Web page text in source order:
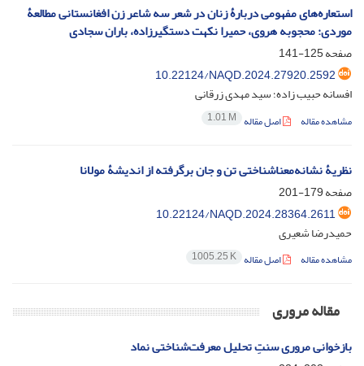
استعاره‌های مفهومی دربارۀ زنان در شعر سه شاعر زن افغانستانی مطالعۀ
موردی: محجوبه هروی، حمیرا نکهت دستگیرزاده، باران سجادی
صفحه125-141
10.22124/NAQD.2024.27920.2592
افسانه حبیب زاده؛ سید مهدی زرقانی
مشاهده مقاله اصل مقاله 1.01 M
نظریۀ نشانه‌معناشناختی تن و جان برگرفته از اندیشۀ مولانا
صفحه179-201
10.22124/NAQD.2024.28364.2611
حمیدرضا شعیری
مشاهده مقاله اصل مقاله 1005.25 K
مقاله مروری
بازخوانی مروری سنتِ تحلیل معرفت‌شناختی نماد